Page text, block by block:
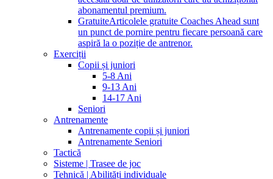
abonamentul premium.
GratuiteArticolele gratuite Coaches Ahead sunt
un punct de pornire pentru fiecare persoană care
aspiră la o poziție de antrenor.
Exerciții
Copii și juniori
5-8 Ani
9-13 Ani
14-17 Ani
Seniori
Antrenamente
Antrenamente copii și juniori
Antrenamente Seniori
Tactică
Sisteme | Trasee de joc
Tehnică | Abilități individuale